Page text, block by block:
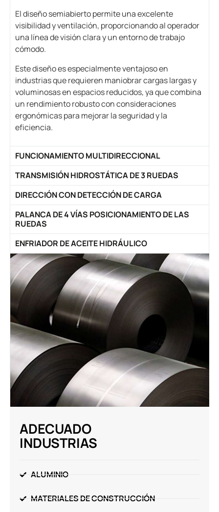
El diseño semiabierto permite una excelente
visibilidad y ventilación, proporcionando al operador
una línea de visión clara y un entorno de trabajo
cómodo.
Este diseño es especialmente ventajoso en
industrias que requieren maniobrar cargas largas y
voluminosas en espacios reducidos, ya que combina
un rendimiento robusto con consideraciones
ergonómicas para mejorar la seguridad y la
eficiencia.
FUNCIONAMIENTO MULTIDIRECCIONAL
TRANSMISIÓN HIDROSTÁTICA DE 3 RUEDAS
DIRECCIÓN CON DETECCIÓN DE CARGA
PALANCA DE 4 VÍAS POSICIONAMIENTO DE LAS
RUEDAS
ENFRIADOR DE ACEITE HIDRÁULICO
ADECUADO
INDUSTRIAS
ALUMINIO
MATERIALES DE CONSTRUCCIÓN